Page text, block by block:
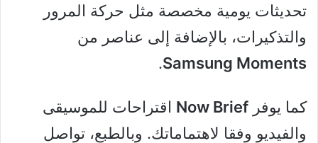
تحديثات يومية مخصصة مثل حركة المرور
والتذكيرات، بالإضافة إلى عناصر من
Samsung Moments
.
كما يوفر Now Brief اقتراحات للموسيقى
والفيديو وفقا لاهتماماتك. وبالطبع، تواصل